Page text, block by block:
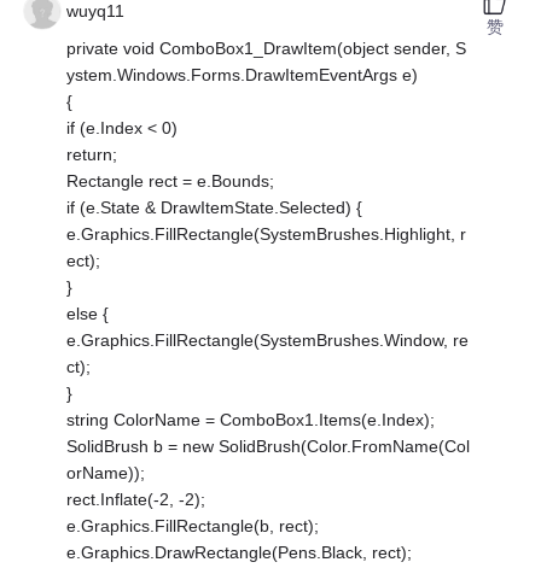
wuyq11
private void ComboBox1_DrawItem(object sender, S
ystem.Windows.Forms.DrawItemEventArgs e)
{
if (e.Index < 0)
return;
Rectangle rect = e.Bounds;
if (e.State & DrawItemState.Selected) {
e.Graphics.FillRectangle(SystemBrushes.Highlight, r
ect);
}
else {
e.Graphics.FillRectangle(SystemBrushes.Window, re
ct);
}
string ColorName = ComboBox1.Items(e.Index);
SolidBrush b = new SolidBrush(Color.FromName(Col
orName));
rect.Inflate(-2, -2);
e.Graphics.FillRectangle(b, rect);
e.Graphics.DrawRectangle(Pens.Black, rect);
赞